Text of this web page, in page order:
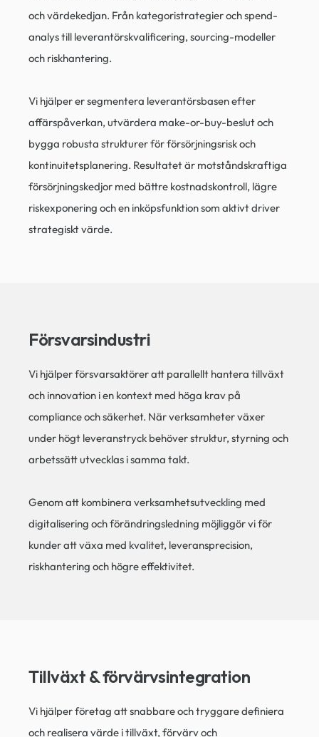
och värdekedjan. Från kategoristrategier och spend-
analys till leverantörskvalificering, sourcing-modeller
och riskhantering.
Vi hjälper er segmentera leverantörsbasen efter
affärspåverkan, utvärdera make-or-buy-beslut och
bygga robusta strukturer för försörjningsrisk och
kontinuitetsplanering. Resultatet är motståndskraftiga
försörjningskedjor med bättre kostnadskontroll, lägre
riskexponering och en inköpsfunktion som aktivt driver
strategiskt värde.
Försvarsindustri
Vi hjälper försvarsaktörer att parallellt hantera tillväxt
och innovation i en kontext med höga krav på
compliance och säkerhet. När verksamheter växer
under högt leveranstryck behöver struktur, styrning och
arbetssätt utvecklas i samma takt.
Genom att kombinera verksamhetsutveckling med
digitalisering och förändringsledning möjliggör vi för
kunder att växa med kvalitet, leveransprecision,
riskhantering och högre effektivitet.
Tillväxt & förvärvsintegration​
Vi hjälper företag att snabbare och tryggare definiera
och realisera värde i tillväxt, förvärv och